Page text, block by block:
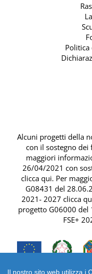
Il nostro sito web utilizza i
Politica
Alcuni progetti della
con il sostegno dei
maggiori
26/04/2021 con
clicca qui. Per
G08431 del
2021- 2027 clicca
progetto G06000
FSE+